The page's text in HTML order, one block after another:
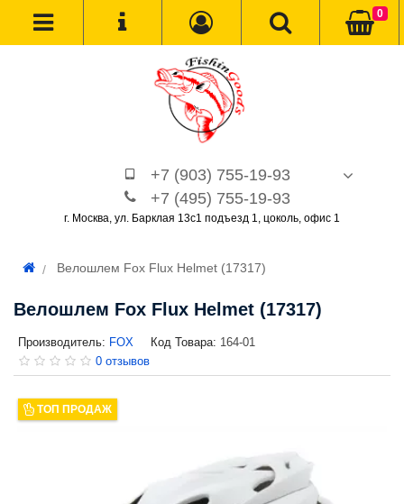
+7 (903) 755-19-93
+7 (495) 755-19-93
г. Москва, ул. Барклая 13с1 подъезд 1, цоколь, офис 1
0
Велошлем Fox Flux Helmet (17317)
Велошлем Fox Flux Helmet (17317)
Производитель: FOX Код Товара: 164-01
0 отзывов
ТОП ПРОДАЖ